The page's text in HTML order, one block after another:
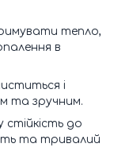
тепло,
в
і
та зручним.
стійкість до
та тривалий